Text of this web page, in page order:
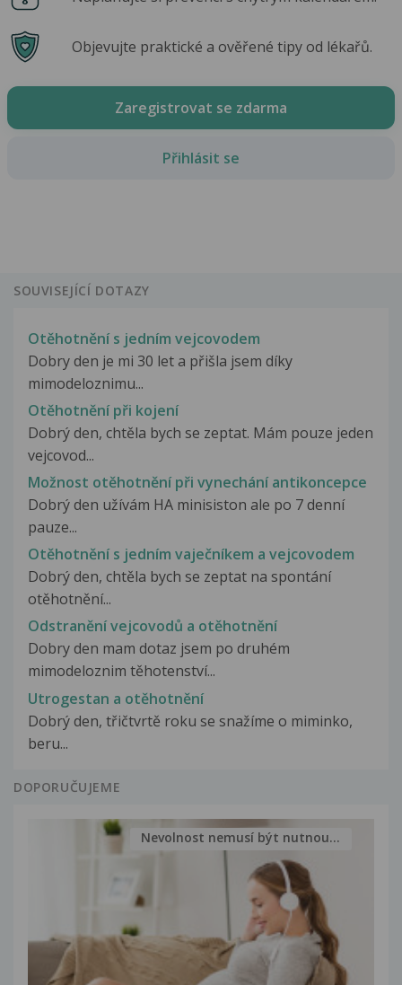
Objevujte praktické a ověřené tipy od lékařů.
Zaregistrovat se zdarma
Přihlásit se
SOUVISEJÍCÍ DOTAZY
Otěhotnění s jedním vejcovodem
Dobry den je mi 30 let a přišla jsem díky
mimodeloznimu...
Otěhotnění při kojení
Dobrý den, chtěla bych se zeptat. Mám pouze jeden
vejcovod...
Možnost otěhotnění při vynechání antikoncepce
Dobrý den užívám HA minisiston ale po 7 denní
pauze...
Otěhotnění s jedním vaječníkem a vejcovodem
Dobrý den, chtěla bych se zeptat na spontání
otěhotnění...
Odstranění vejcovodů a otěhotnění
Dobry den mam dotaz jsem po druhém
mimodeloznim těhotenství...
Utrogestan a otěhotnění
Dobrý den, třičtvrtě roku se snažíme o miminko,
beru...
DOPORUČUJEME
Nevolnost nemusí být nutnou...